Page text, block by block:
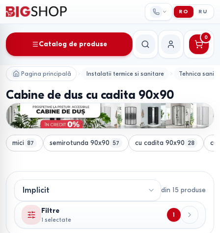
RO RU
Catalog de produse
CăutareContul meu
0
Pagina principală Instalatii termice si sanitare Tehnica
Cabine de dus cu cadita 90x90
mici 87 semirotunda 90x90 57 cu cadita 90x90 28 cu
din 15 produse
Filtre
1 selectate
1